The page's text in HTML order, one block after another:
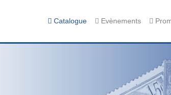
Catalogue Evènements